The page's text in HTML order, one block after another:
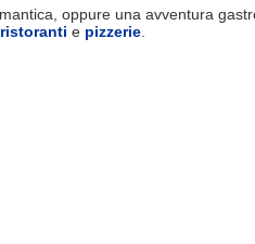
oppure una avventura
ristoranti e pizzerie